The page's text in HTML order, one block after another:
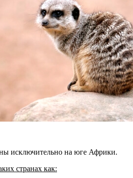
исключительно на юге Африки.
странах как: